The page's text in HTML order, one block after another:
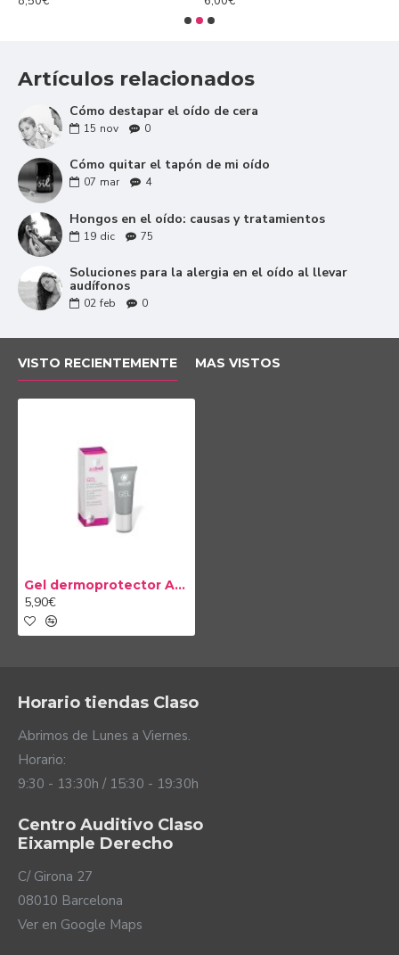
asegurándose que esté completamente limpio.
Al ser natural, se puede usar diariamente sin
Artículos relacionados
Cómo destapar el oído de cera
15 nov 0
Cómo quitar el tapón de mi oído
07 mar 4
Hongos en el oído: causas y tratamientos
19 dic 75
Soluciones para la alergia en el oído al llevar
audífonos
02 feb 0
VISTO RECIENTEMENTE MAS VISTOS
Gel dermoprotector Audinell 5ml
5,90€
Horario tiendas Claso
Abrimos de Lunes a Viernes.
Horario:
9:30 - 13:30h / 15:30 - 19:30h
Centro Auditivo Claso
Eixample Derecho
C/ Girona 27
08010 Barcelona
Ver en Google Maps